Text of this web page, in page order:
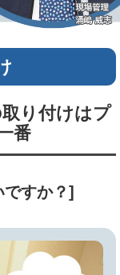
り付けはプ
番
すか？]